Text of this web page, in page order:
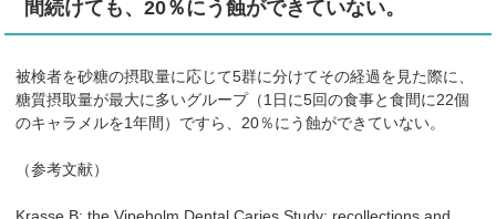
間続けても、20％にう蝕ができていない。
被検者を砂糖の摂取量に応じて5群に分けてその経過を見た際に、
糖質摂取量が最大に多いグループ（1日に5回の食事と食間に22個
のキャラメルを1年間）ですら、20％にう蝕ができていない。
（参考文献）
Krasse,B: the Vipeholm Dental Caries Study: recollections and